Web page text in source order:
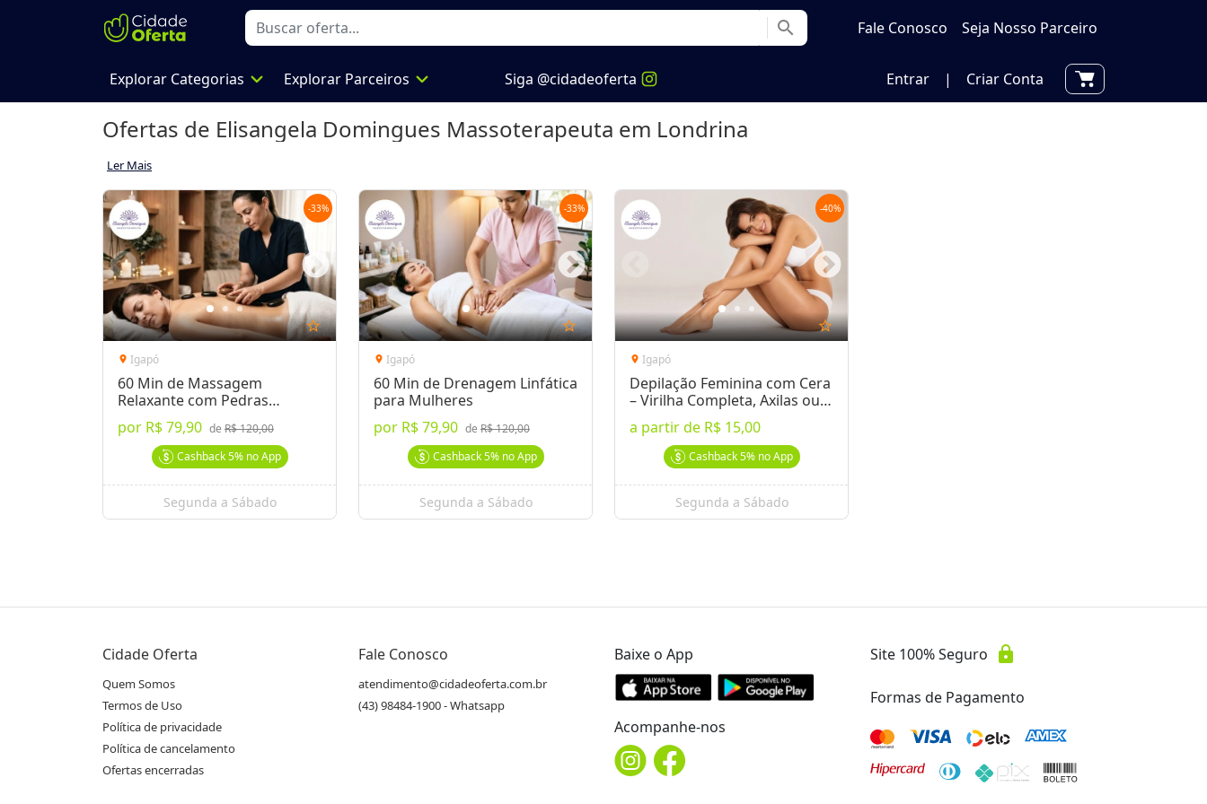
search Fale Conosco Seja Nosso Parceiro
Explorar Categorias expand_more Explorar Parceiros expand_more Siga @cidadeoferta Entrar | Criar Conta
Ofertas de Elisangela Domingues Massoterapeuta em Londrina
Ler Mais
-33%
star_outline
location_on Igapó
60 Min de Massagem
Relaxante com Pedras
Quentes
por R$ 79,90 de R$ 120,00
Cashback5%no App
Segunda a Sábado
-33%
star_outline
location_on Igapó
60 Min de Drenagem Linfática
para Mulheres
por R$ 79,90 de R$ 120,00
Cashback5%no App
Segunda a Sábado
-40%
star_outline
location_on Igapó
Depilação Feminina com Cera
– Virilha Completa, Axilas ou
a partir de R$ 15,00
Cashback5%no App
Segunda a Sábado
Cidade Oferta
Quem Somos
Termos de Uso
Política de privacidade
Política de cancelamento
Ofertas encerradas
Fale Conosco
atendimento@cidadeoferta.com.br
(43) 98484-1900 - Whatsapp
Baixe o App
Acompanhe-nos
Site 100% Seguro lock
Formas de Pagamento